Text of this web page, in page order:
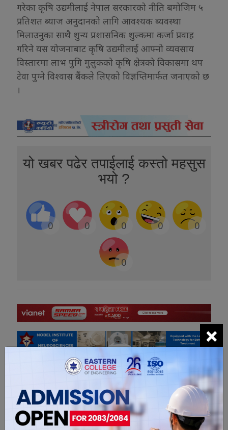
गरेका कृषि उद्यमीलाई नेपाल सरकारको नीति बमोजिम ५
प्रतिशत ब्याज अनुदानको लागि आवश्यक ब्यवस्था
मिलाउनुका साथै शुन्य प्रशासनिक शुल्कमा कर्जा प्रवाह
गरिने यस योजनाबाट कृषि उद्यमीलाई आफ्नो व्यवसाय
विस्तारमा लाभ पुगि मुलुकको कृषि क्षेत्रको विकासमा थप
टेवा पुग्ने विश्वास बैंकले लिएको विज्ञप्तिमार्फत जनाएको छ
।
यो खबर पढेर तपाईलाई कस्तो महसुस
भयो ?
0 0 0 0 0
0
सम्बंधित खबरहरु
×